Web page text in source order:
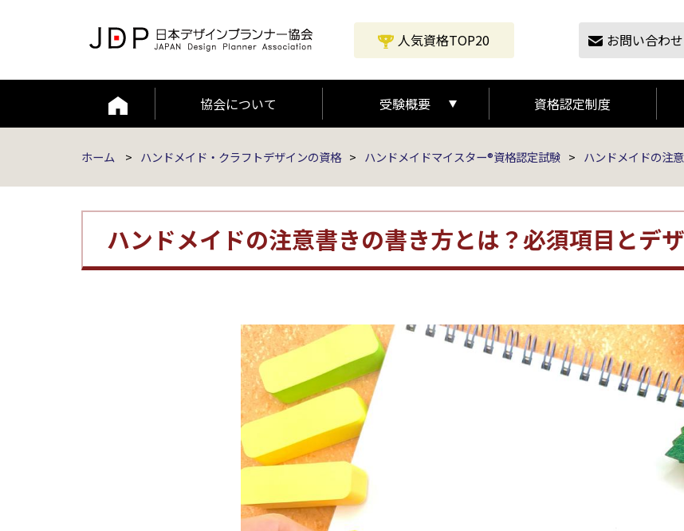
人気資格TOP20 お問い合わせ
協会について
JAAMP論文
編集者ポリシー
受験概要
受験概要
受験の流れ
資格認定制度
ホーム > ハンドメイド・クラフトデザインの資格 > ハンドメイドマイスター®資格認定試験 > ハンドメイドの注
ハンドメイドの注意書きの書き方とは？必須項目とデ